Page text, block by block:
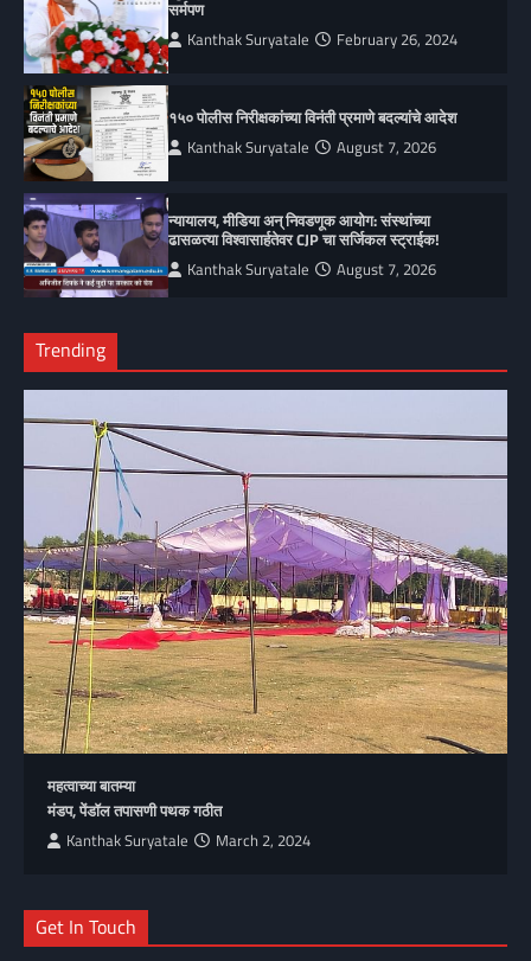
सर्मपण
Kanthak Suryatale February 26, 2024
१५० पोलीस निरीक्षकांच्या विनंती प्रमाणे बदल्यांचे आदेश
Kanthak Suryatale August 7, 2026
न्यायालय, मीडिया अन् निवडणूक आयोग: संस्थांच्या
ढासळत्या विश्वासार्हतेवर CJP चा सर्जिकल स्ट्राईक!
Kanthak Suryatale August 7, 2026
Trending
महत्वाच्या बातम्या
मंडप, पेंडॉल तपासणी पथक गठीत
Kanthak Suryatale March 2, 2024
Get In Touch